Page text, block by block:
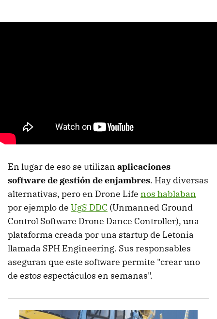
En lugar de eso se utilizan aplicaciones
software de gestión de enjambres. Hay diversas
alternativas, pero en Drone Life nos hablaban
por ejemplo de UgS DDC (Unmanned Ground
Control Software Drone Dance Controller), una
plataforma creada por una startup de Letonia
llamada SPH Engineering. Sus responsables
aseguran que este software permite "crear uno
de estos espectáculos en semanas".